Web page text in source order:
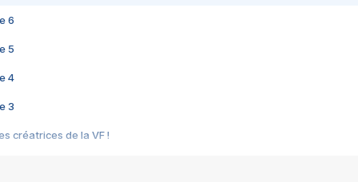
6
5
4
3
créatrices de la VF !